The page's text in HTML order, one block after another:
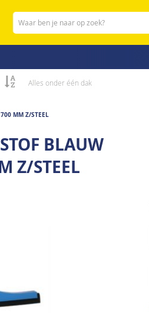
Zoeken
Alles onder één dak
MM Z/STEEL
BLAUW
Z/STEEL